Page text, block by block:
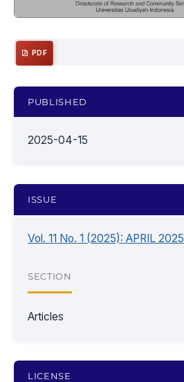
PDF
PUBLISHED
2025-04-15
ISSUE
Vol. 11 No. 1 (2025): APRIL 2025
SECTION
Articles
LICENSE